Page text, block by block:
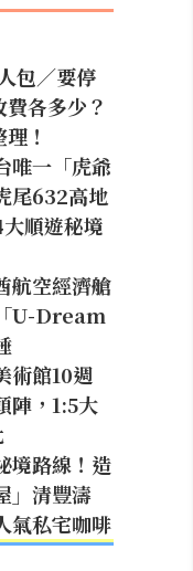
包／要停
各多少？
！
唯一「虎爺
尾632高地
順遊秘境
航空經濟艙
U-Dream
術館10週
陣，1:5大
境路線！造
」清豐濤
氣私宅咖啡